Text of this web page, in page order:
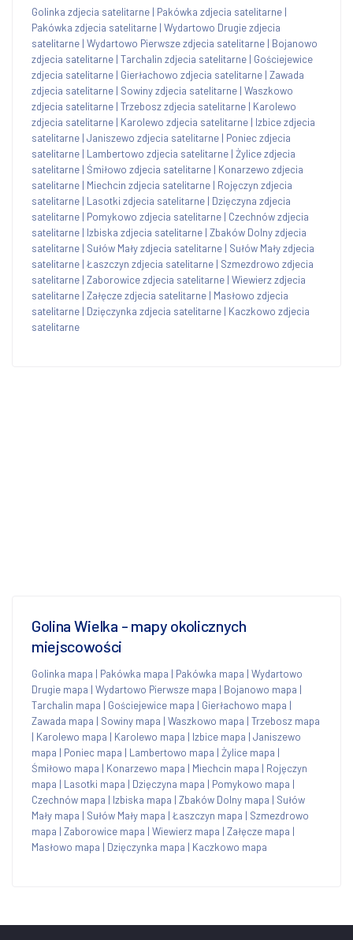
Golinka zdjecia satelitarne | Pakówka zdjecia satelitarne |
Pakówka zdjecia satelitarne | Wydartowo Drugie zdjecia
satelitarne | Wydartowo Pierwsze zdjecia satelitarne | Bojanowo
zdjecia satelitarne | Tarchalin zdjecia satelitarne | Gościejewice
zdjecia satelitarne | Gierłachowo zdjecia satelitarne | Zawada
zdjecia satelitarne | Sowiny zdjecia satelitarne | Waszkowo
zdjecia satelitarne | Trzebosz zdjecia satelitarne | Karolewo
zdjecia satelitarne | Karolewo zdjecia satelitarne | Izbice zdjecia
satelitarne | Janiszewo zdjecia satelitarne | Poniec zdjecia
satelitarne | Lambertowo zdjecia satelitarne | Żylice zdjecia
satelitarne | Śmiłowo zdjecia satelitarne | Konarzewo zdjecia
satelitarne | Miechcin zdjecia satelitarne | Rojęczyn zdjecia
satelitarne | Lasotki zdjecia satelitarne | Dzięczyna zdjecia
satelitarne | Pomykowo zdjecia satelitarne | Czechnów zdjecia
satelitarne | Izbiska zdjecia satelitarne | Zbaków Dolny zdjecia
satelitarne | Sułów Mały zdjecia satelitarne | Sułów Mały zdjecia
satelitarne | Łaszczyn zdjecia satelitarne | Szmezdrowo zdjecia
satelitarne | Zaborowice zdjecia satelitarne | Wiewierz zdjecia
satelitarne | Załęcze zdjecia satelitarne | Masłowo zdjecia
satelitarne | Dzięczynka zdjecia satelitarne | Kaczkowo zdjecia
satelitarne
Golina Wielka - mapy okolicznych
miejscowości
Golinka mapa | Pakówka mapa | Pakówka mapa | Wydartowo
Drugie mapa | Wydartowo Pierwsze mapa | Bojanowo mapa |
Tarchalin mapa | Gościejewice mapa | Gierłachowo mapa |
Zawada mapa | Sowiny mapa | Waszkowo mapa | Trzebosz mapa
| Karolewo mapa | Karolewo mapa | Izbice mapa | Janiszewo
mapa | Poniec mapa | Lambertowo mapa | Żylice mapa |
Śmiłowo mapa | Konarzewo mapa | Miechcin mapa | Rojęczyn
mapa | Lasotki mapa | Dzięczyna mapa | Pomykowo mapa |
Czechnów mapa | Izbiska mapa | Zbaków Dolny mapa | Sułów
Mały mapa | Sułów Mały mapa | Łaszczyn mapa | Szmezdrowo
mapa | Zaborowice mapa | Wiewierz mapa | Załęcze mapa |
Masłowo mapa | Dzięczynka mapa | Kaczkowo mapa